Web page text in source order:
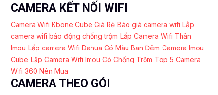
CAMERA KẾT NỐI WIFI
Camera Wifi Kbone Cube Giá Rẻ Báo giá camera wifi Lắp
camera wifi báo động chống trộm Lắp Camera Wifi Thân
Imou Lắp camera Wifi Dahua Có Màu Ban Đêm Camera Imou
Cube Lắp Camera Wifi Imou Có Chống Trộm Top 5 Camera
Wifi 360 Nên Mua
CAMERA THEO GÓI